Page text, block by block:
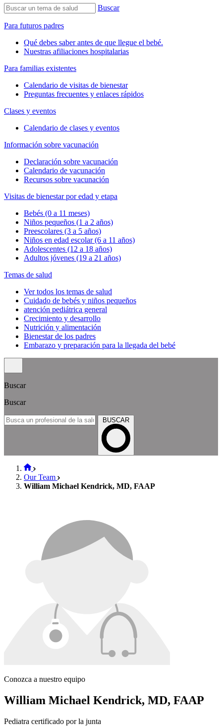
Buscar
Para futuros padres
Qué debes saber antes de que llegue el bebé.
Nuestras afiliaciones hospitalarias
Para familias existentes
Calendario de visitas de bienestar
Preguntas frecuentes y enlaces rápidos
Clases y eventos
Calendario de clases y eventos
Información sobre vacunación
Declaración sobre vacunación
Calendario de vacunación
Recursos sobre vacunación
Visitas de bienestar por edad y etapa
Bebés (0 a 11 meses)
Niños pequeños (1 a 2 años)
Preescolares (3 a 5 años)
Niños en edad escolar (6 a 11 años)
Adolescentes (12 a 18 años)
Adultos jóvenes (19 a 21 años)
Temas de salud
Ver todos los temas de salud
Cuidado de bebés y niños pequeños
atención pediátrica general
Crecimiento y desarrollo
Nutrición y alimentación
Bienestar de los padres
Embarazo y preparación para la llegada del bebé
Buscar
Buscar
BUSCAR
Our Team
William Michael Kendrick, MD, FAAP
Conozca a nuestro equipo
William Michael Kendrick, MD, FAAP
Pediatra certificado por la junta